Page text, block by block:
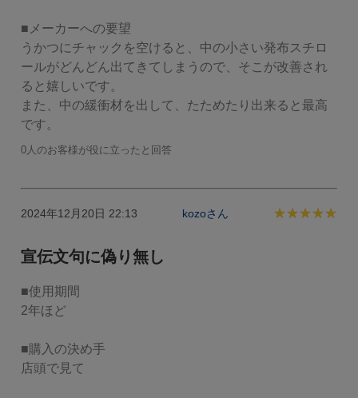
■メーカーへの要望
うかつにチャックを空けると、中の小さい発布スチロ
ールがどんどん出てきてしまうので、そこが改善され
ると嬉しいです。
また、中の緩衝材を出して、たためたり出来ると最高
です。
0人のお客様が役に立ったと回答
2024年12月20日 22:13 kozoさん
宣伝文句に偽り無し
■使用期間
2年ほど
■購入の決め手
店頭で見て